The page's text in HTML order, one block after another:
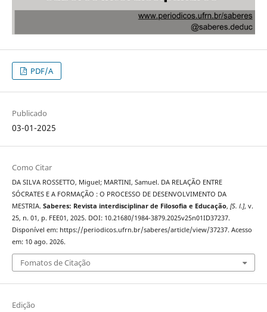
PDF/A
Publicado
03-01-2025
Como Citar
DA SILVA ROSSETTO, Miguel; MARTINI, Samuel. DA RELAÇÃO ENTRE
SÓCRATES E A FORMAÇÃO : O PROCESSO DE DESENVOLVIMENTO DA
MESTRIA. Saberes: Revista interdisciplinar de Filosofia e Educação, [S. l.], v.
25, n. 01, p. FEE01, 2025. DOI: 10.21680/1984-3879.2025v25n01ID37237.
Disponível em: https://periodicos.ufrn.br/saberes/article/view/37237. Acesso
em: 10 ago. 2026.
Fomatos de Citação
Edição